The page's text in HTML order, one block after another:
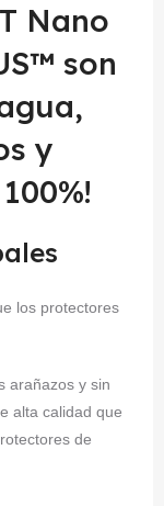
Nano
son
y
los protectores
arañazos y sin
alta calidad que
de